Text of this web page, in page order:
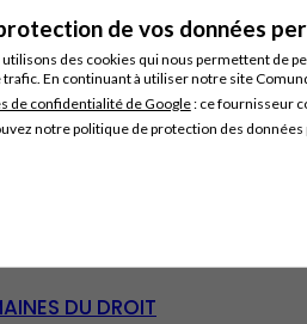
de vos données
des cookies qui nous permettent de
En continuant à utiliser notre site
de confidentialité de Google: ce fournisseur
notre politique de protection des
HUMAINES
DIGITAL
CLIENT
DU DROIT